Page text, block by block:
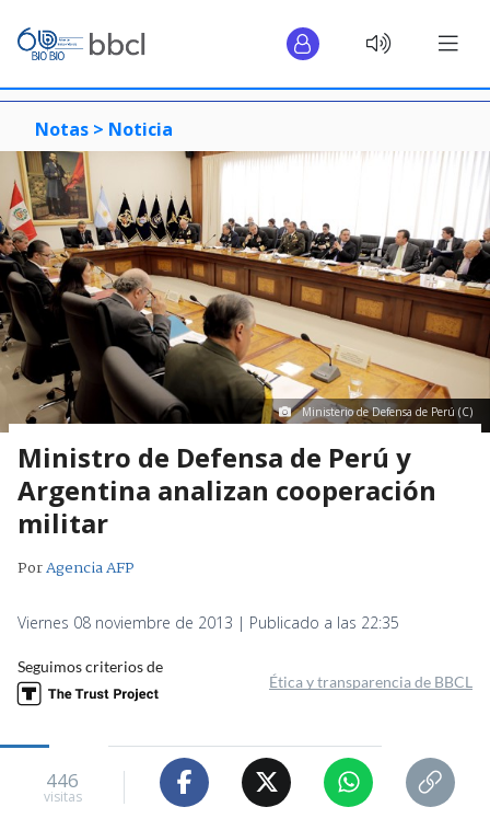
Notas > Noticia
Ministerio de Defensa de Perú (C)
Ministro de Defensa de Perú y
Argentina analizan cooperación
militar
PorAgencia AFP
Viernes 08 noviembre de 2013 | Publicado a las 22:35
Seguimos criterios de
Ética y transparencia de BBCL
446
visitas